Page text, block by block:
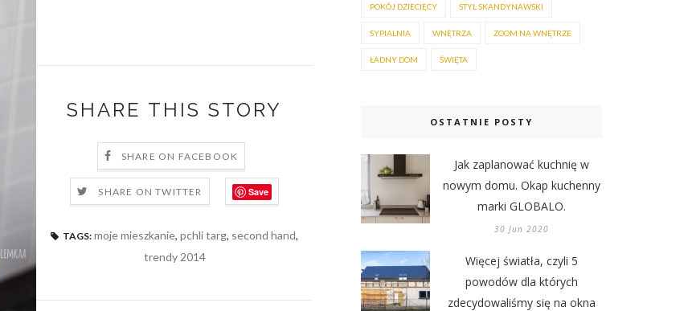
SHARE THIS STORY
SHARE ON FACEBOOK
SHARE ON TWITTER Save
TAGS: moje mieszkanie, pchli targ, second hand,
trendy 2014
POKÓJ DZIECIĘCY STYL SKANDYNAWSKI
SYPIALNIA WNĘTRZA ZOOM NA WNĘTRZE
ŁADNY DOM ŚWIĘTA
OSTATNIE POSTY
Jak zaplanować kuchnię w
nowym domu. Okap kuchenny
marki GLOBALO.
30 Jun 2020
Więcej światła, czyli 5
powodów dla których
zdecydowaliśmy się na okna